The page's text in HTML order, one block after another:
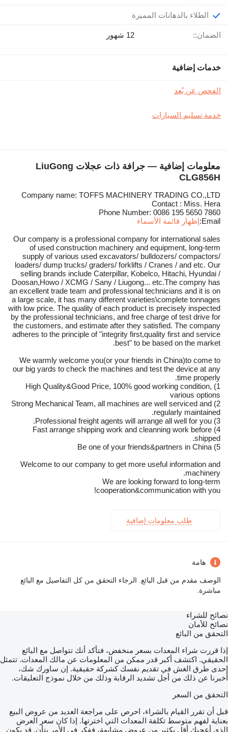
الطلاء بالدهانات المميزة
الضمان:: 12 شهور
خدمات إضافية
الفحص عن بُعد
خدمة تسليم السيارات
معلومات إضافية — جرافة ذات عجلات LiuGong
CLG856H
Company name: TOFFS MACHINERY TRADING CO.,LTD
Contact : Miss. Hera
Phone Number: 0086 195 5650 7860
Email: إظهار قائمة الأسماء
Our company is a professional company for international sales
of used construction machinery and equipment, long-term
supply of various used excavators/ bulldozers/ compactors/
loaders/ dump trucks/ graders/ forklifts / Cranes / and etc. Our
selling brands include Caterpillar, Kobelco, Hitachi, Hyundai /
Doosan,Howo / XCMG / Sany / Liugong... etc.The compny has
an excellent trade team and professional technicians and it is on
a large scale, it has many different varieties\complete tonnages
with low price. The quality of each product is precisely inspected
by the professional technicians, and free charge of test drive for
the customers, and estimate after they satisfied. The company
adheres to the principle of "integrity first,quality first and service
best" to be based on the market.
We warmly welcome you(or your friends in China)to come to
our big yards to check the machines and test the device at any
time properly.
1) High Quality&Good Price, 100% good working condition,
various options
2) Strong Mechanical Team, all machines are well serviced and
regularly maintained.
3) Professional freight agents will arrange all well for you.
4) Fast arrange shipping work and cleanning work before
shipped.
5) Be one of your friends&partners in China
Welcome to our company to get more useful information and
machinery.
We are looking forward to long-term
cooperation&communication with you!
طلب معلومات إضافية
هامة
الوصف مقدم من قبل البائع. الرجاء التحقق من كل التفاصيل مع البائع
مباشرة.
نصائح للشراء
نصائح للأمان
التحقق من البائع
إذا قررت شراء المعدات بسعر منخفض، فتأكد أنك تتواصل مع البائع
الحقيقي. اكتشف أكبر قدر ممكن من المعلومات عن مالك المعدات. تتمثل
إحدى طرق الغش في تقديم نفسك كشركة حقيقية. إن ساورك شك،
أخبرنا عن ذلك من أجل تشديد الرقابة وذلك من خلال نموذج التعليقات.
التحقق من السعر
قبل أن تقرر القيام بالشراء، احرص على مراجعة العديد من عروض البيع
بعناية لفهم متوسط تكلفة المعدات التي اخترتها. إذا كان سعر العرض
الذي أعجبك أقل بكثير من عروض مشابهة، ففكر في الأمر بتأنٍ. قد يكون